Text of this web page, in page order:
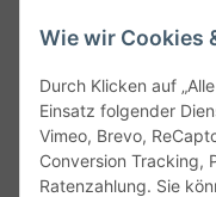
Wie wir Cookies
Durch Klicken auf
Einsatz folgender
Vimeo, Brevo,
Conversion Tracking,
Ratenzahlung. Sie
Service
Gesetzliche